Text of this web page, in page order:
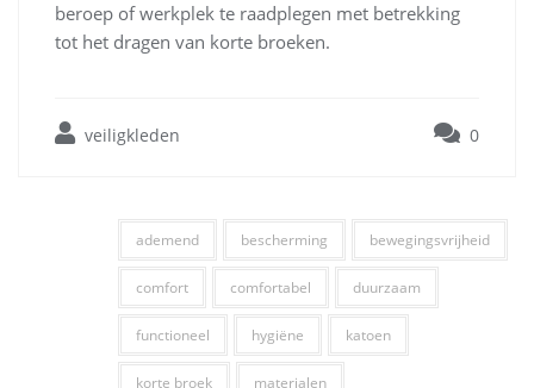
beroep of werkplek te raadplegen met betrekking
tot het dragen van korte broeken.
veiligkleden 0
ademend bescherming bewegingsvrijheid
comfort comfortabel duurzaam
functioneel hygiëne katoen
korte broek materialen